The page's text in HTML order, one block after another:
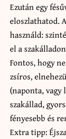
Ezután egy
eloszlathatod.
használd:
el a
Fontos, hogy
zsíros,
(naponta, vagy
szakállad,
fényesebb és
Extra tipp: